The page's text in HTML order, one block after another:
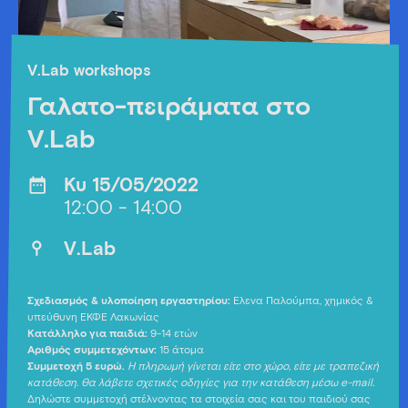
V.Lab workshops
Γαλατο-πειράματα στο
V.Lab
Κυ 15/05/2022
12:00 - 14:00
V.Lab
Σχεδιασμός & υλοποίηση εργαστηρίου: Έλενα Παλούμπα, χημικός &
υπεύθυνη ΕΚΦΕ Λακωνίας
Κατάλληλο για παιδιά: 9-14 ετών
Αριθμός συμμετεχόντων: 15 άτομα
Συμμετοχή 5 ευρώ. Η πληρωμή γίνεται είτε στο χώρο, είτε με τραπεζική
κατάθεση. Θα λάβετε σχετικές οδηγίες για την κατάθεση μέσω e-mail.
Δηλώστε συμμετοχή στέλνοντας τα στοιχεία σας και του παιδιού σας